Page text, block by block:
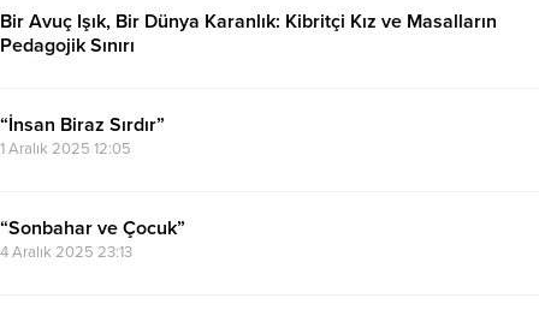
Bir Avuç Işık, Bir Dünya Karanlık: Kibritçi Kız ve Masalların
Pedagojik Sınırı
“İnsan Biraz Sırdır”
1 Aralık 2025 12:05
“Sonbahar ve Çocuk”
4 Aralık 2025 23:13